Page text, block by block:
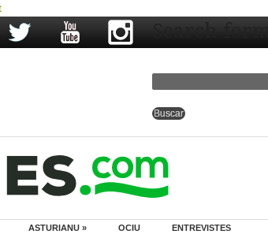
Search form
ASTURIANU » OCIU ENTREVISTES